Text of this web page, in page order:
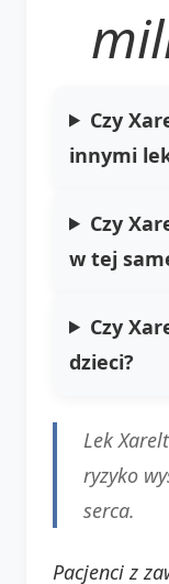
Czy
innymi
Czy
w tej
Czy
dzieci?
Lek
ryzyko
serca.
Pacjenci z